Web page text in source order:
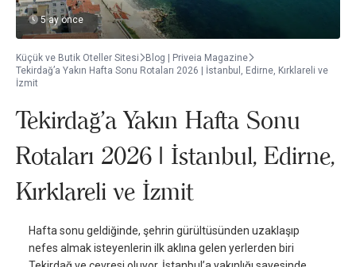
5 ay önce
Küçük ve Butik Oteller Sitesi
Blog | Priveia Magazine
Tekirdağ’a Yakın Hafta Sonu Rotaları 2026 | İstanbul, Edirne, Kırklareli ve
İzmit
Tekirdağ’a Yakın Hafta Sonu
Rotaları 2026 | İstanbul, Edirne,
Kırklareli ve İzmit
Hafta sonu geldiğinde, şehrin gürültüsünden uzaklaşıp
nefes almak isteyenlerin ilk aklına gelen yerlerden biri